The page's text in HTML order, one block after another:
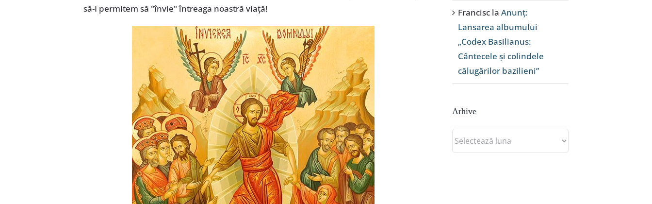
să-I permitem să "învie" întreaga noastră viață!
Francisc la Anunț:
Lansarea albumului
„Codex Basilianus:
Cântecele și colindele
călugărilor bazilieni”
Arhive
Arhive